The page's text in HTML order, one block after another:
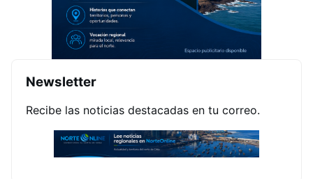
Newsletter
Recibe las noticias destacadas en tu correo.